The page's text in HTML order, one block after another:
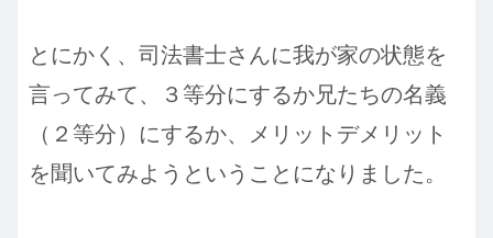
とにかく、司法書士さんに我が家の状態を
言ってみて、３等分にするか兄たちの名義
（２等分）にするか、メリットデメリット
を聞いてみようということになりました。